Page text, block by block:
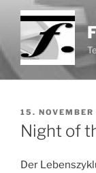
Zum
Inhalt
springen
AM
15.
Night of
Der